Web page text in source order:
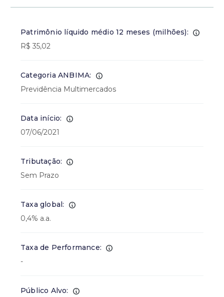
Patrimônio líquido médio 12 meses (milhões):
R$ 35,02
Categoria ANBIMA:
Previdência Multimercados
Data início:
07/06/2021
Tributação:
Sem Prazo
Taxa global:
0,4% a.a.
Taxa de Performance:
-
Público Alvo: